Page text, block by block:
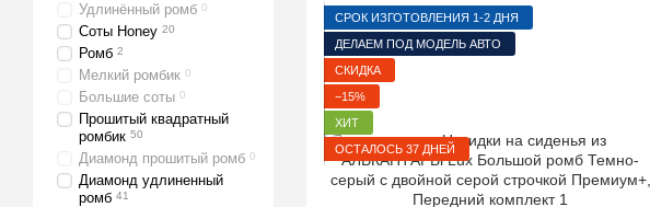
СРОК ИЗГОТОВЛЕНИЯ 1-2 ДНЯ
ДЕЛАЕМ ПОД МОДЕЛЬ АВТО
СКИДКА
−15%
ХИТ
ОСТАЛОСЬ 37 ДНЕЙ
Удлинённый ромб 0
Соты Honey 20
Ромб 2
Мелкий ромбик 0
Большие соты 0
Прошитый квадратный
ромбик 50
Диамонд прошитый ромб 0
Диамонд удлиненный
ромб 41